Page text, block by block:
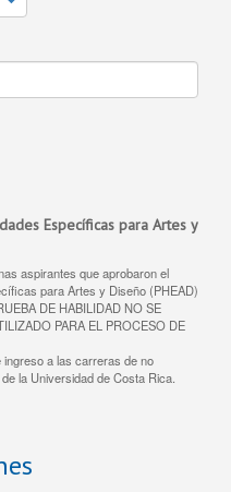
Específicas para Artes y
aspirantes que aprobaron el
para Artes y Diseño (PHEAD)
DE HABILIDAD NO SE
PARA EL PROCESO DE
a las carreras de no
la Universidad de Costa Rica.